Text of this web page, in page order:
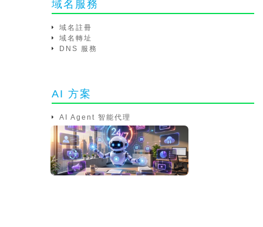
域名服務
域名註冊
域名轉址
DNS 服務
AI 方案
AI Agent 智能代理